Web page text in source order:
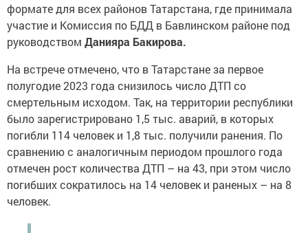
формате для всех районов Татарстана, где принимала
участие и Комиссия по БДД в Бавлинском районе под
руководством Данияра Бакирова.
На встрече отмечено, что в Татарстане за первое
полугодие 2023 года снизилось число ДТП со
смертельным исходом. Так, на территории республики
было зарегистрировано 1,5 тыс. аварий, в которых
погибли 114 человек и 1,8 тыс. получили ранения. По
сравнению с аналогичным периодом прошлого года
отмечен рост количества ДТП – на 43, при этом число
погибших сократилось на 14 человек и раненых – на 8
человек.